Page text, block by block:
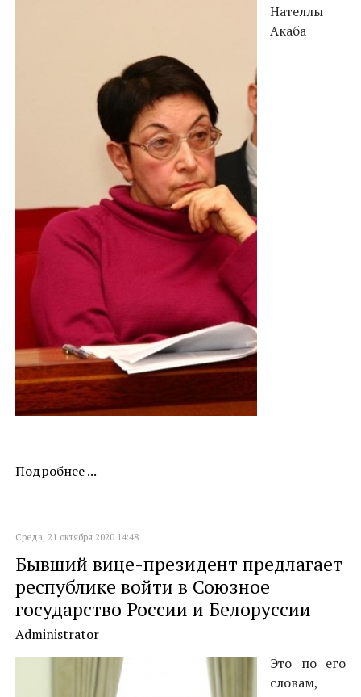
Нателлы
Акаба
Подробнее ...
Среда, 21 октября 2020 14:48
Бывший вице-президент предлагает
республике войти в Союзное
государство России и Белоруссии
Administrator
Это по его
словам,